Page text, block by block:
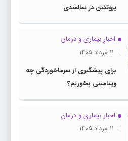
پروتئین در سالمندی
اخبار بیماری و درمان
۱۱ مرداد ۱۴۰۵
برای پیشگیری از سرماخوردگی چه
ویتامینی بخوریم؟
اخبار بیماری و درمان
۱۱ مرداد ۱۴۰۵